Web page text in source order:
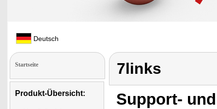
Deutsch
Startseite
Produkt-Übersicht:
7links
Support-